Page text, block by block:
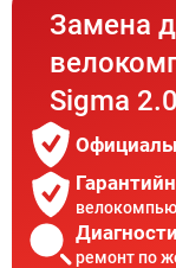
Замена
Sigma 2.0
ремонт по